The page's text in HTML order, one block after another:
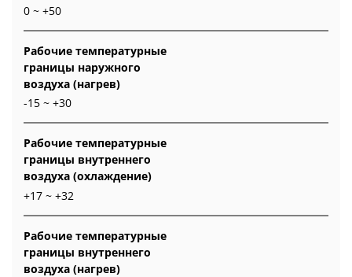
0 ~ +50
Рабочие температурные
границы наружного
воздуха (нагрев)
-15 ~ +30
Рабочие температурные
границы внутреннего
воздуха (охлаждение)
+17 ~ +32
Рабочие температурные
границы внутреннего
воздуха (нагрев)